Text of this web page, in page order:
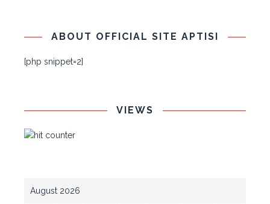
ABOUT OFFICIAL SITE APTISI
[php snippet=2]
VIEWS
August 2026